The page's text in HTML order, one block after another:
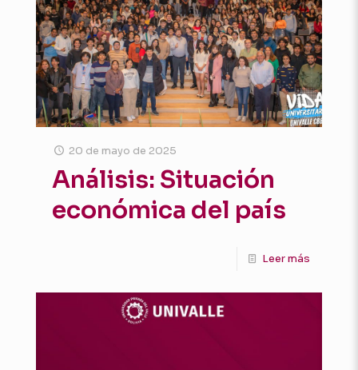
20 de mayo de 2025
Análisis: Situación
económica del país
Leer más